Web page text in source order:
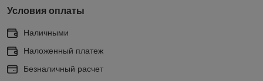
Условия оплаты
Наличными
Наложенный платеж
Безналичный расчет